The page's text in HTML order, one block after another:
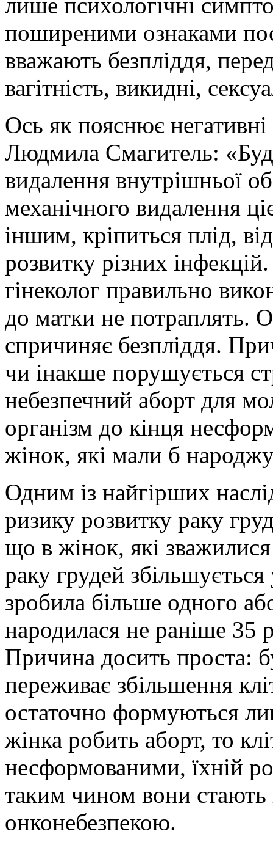
поширеними ознаками
вважають безпліддя,
вагітність, викидні,
Ось як пояснює негативні
Людмила Смагитель:
видалення внутрішньої
механічного видалення
іншим, кріпиться плід,
розвитку різних
гінеколог правильно
до матки не потраплять.
спричиняє безпліддя.
чи інакше порушується
небезпечний аборт для
організм до кінця
жінок, які мали б
Одним із найгірших
ризику розвитку раку
що в жінок, які зважилися
раку грудей
зробила більше одного
народилася не раніше 35
Причина досить проста:
переживає збільшення
остаточно формуються
жінка робить аборт, то
несформованими, їхній
таким чином вони
онконебезпекою.